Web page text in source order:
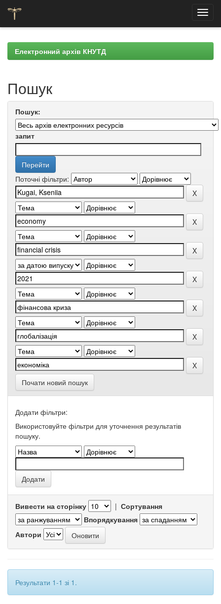
navigationЕлектронний архів КНУТД
Пошук
Пошук:
запит
Поточні фільтри:
Почати новий пошук
Додати фільтри:
Використовуйте фільтри для уточнення результатів
пошуку.
Вивести на сторінку | Сортування
Впорядкування
Автори
Результати 1-1 зі 1.